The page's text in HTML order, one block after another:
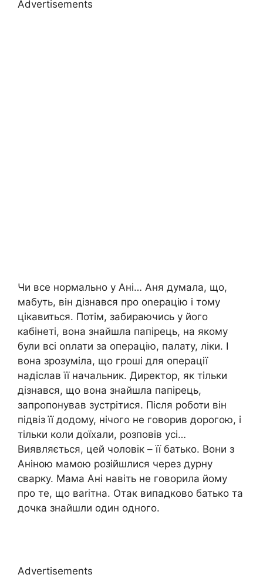
Advertisements
Чи все нормально у Ані… Аня думала, що,
мабуть, він дізнався про оnерацію і тому
цікавиться. Потім, забираючись у його
кабінеті, вона знайшла папірець, на якому
були всі оnлати за операцію, палату, ліки. І
вона зрозуміла, що гроші для операції
надіслав її начальник. Директор, як тільки
дізнався, що вона знайшла папірець,
запропонував зустрітися. Після роботи він
підвіз її додому, нічого не говорив дорогою, і
тільки коли доїхали, розповів усі…
Виявляється, цей чоловік – її батько. Вони з
Аніною мамою розійшлися через дурну
сварку. Мама Ані навіть не говорила йому
про те, що ваrітна. Отак випадково батько та
дочка знайшли один одного.
Advertisements